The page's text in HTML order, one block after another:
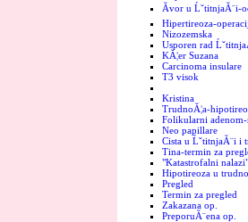
Ăvor u ĹˇtitnjaĂ¨i-
Hipertireoza-
Nizozemska
Usporen rad
KĂ¦er Suzana
Carcinoma insulare
T3 visok
Kristina
TrudnoĂ¦a-
Folikularni adenom-
Neo papillare
Cista u ĹˇtitnjaĂ¨i i
Tina-termin za
"Katastrofalni
Hipotireoza u
Pregled
Termin za pregled
Zakazana op.
PreporuĂ¨ena op.